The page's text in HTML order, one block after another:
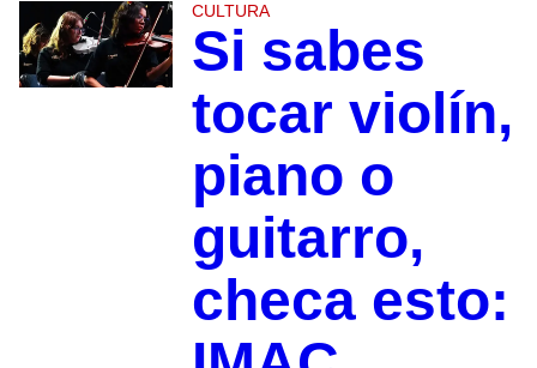
CULTURA
Si sabes
tocar violín,
piano o
guitarro,
checa esto: